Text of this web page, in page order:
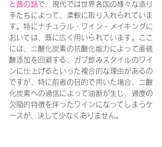
と昔の話で、現代では世界各国の様々な造り
手たちによって、柔軟に取り入れられていま
す。特にナチュラル・ワイン・メイキングに
おいては、既に広く用いられています。ここ
には、二酸化炭素の抗酸化能力によって亜硫
酸添加を回避する、ガブ飲みスタイルのワイ
ンに仕上げるといった複合的な理由があるの
ですが、特に前者の目的で用いた場合、二酸
化炭素への過信によって油断が生じ、過度の
欠陥的特徴を伴ったワインになってしまうケ
ースが、決して少なくありません。